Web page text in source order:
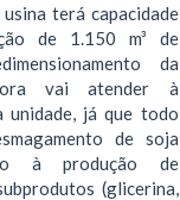
terá capacidade
de 1.150 m³ de
da
vai atender à
unidade, já que todo
de soja
à produção de
(glicerina,